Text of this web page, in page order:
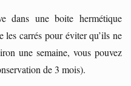
dans une boite hermétique
les carrés pour éviter qu’ils ne
une semaine, vous pouvez
de 3 mois).